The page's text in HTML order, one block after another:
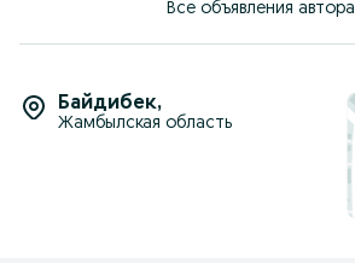
Все объявления автора
Байдибек,
Жамбылская область